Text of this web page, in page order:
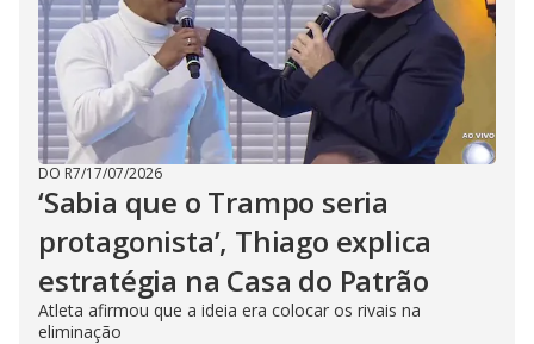
DO R7/17/07/2026
‘Sabia que o Trampo seria
protagonista’, Thiago explica
estratégia na Casa do Patrão
Atleta afirmou que a ideia era colocar os rivais na
eliminação